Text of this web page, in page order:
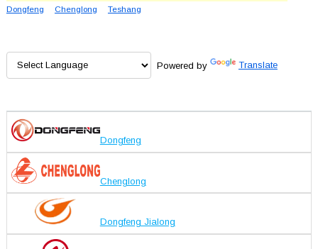
Dongfeng
Chenglong Teshang
Powered by Translate
Dongfeng
Chenglong
Dongfeng Jialong